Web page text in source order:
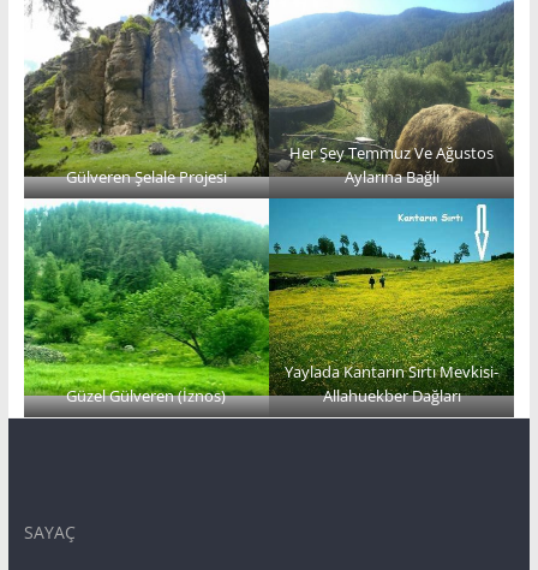
Gülveren Şelale Projesi
Her Şey Temmuz Ve Ağustos
Aylarına Bağlı
Güzel Gülveren (İznos)
Yaylada Kantarın Sırtı Mevkisi-
Allahuekber Dağları
SAYAÇ